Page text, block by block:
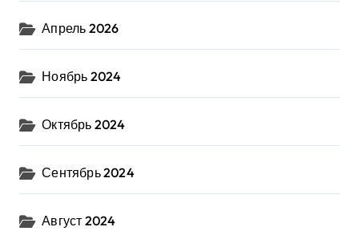
Апрель 2026
Ноябрь 2024
Октябрь 2024
Сентябрь 2024
Август 2024